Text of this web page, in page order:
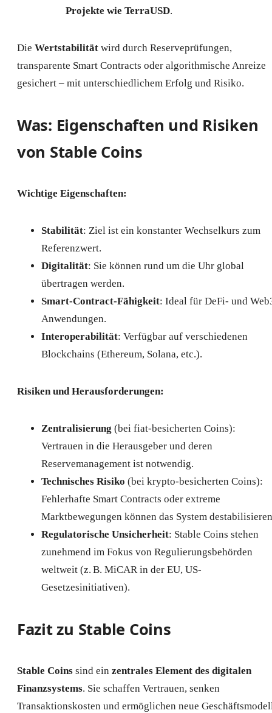
Projekte wie TerraUSD.
Die Wertstabilität wird durch Reserveprüfungen,
transparente Smart Contracts oder algorithmische Anreize
gesichert – mit unterschiedlichem Erfolg und Risiko.
Was: Eigenschaften und Risiken
von Stable Coins
Wichtige Eigenschaften:
Stabilität: Ziel ist ein konstanter Wechselkurs zum
Referenzwert.
Digitalität: Sie können rund um die Uhr global
übertragen werden.
Smart-Contract-Fähigkeit: Ideal für DeFi- und
Anwendungen.
Interoperabilität: Verfügbar auf verschiedenen
Blockchains (Ethereum, Solana, etc.).
Risiken und Herausforderungen:
Zentralisierung (bei fiat-besicherten Coins):
Vertrauen in die Herausgeber und deren
Reservemanagement ist notwendig.
Technisches Risiko (bei krypto-besicherten Coins):
Fehlerhafte Smart Contracts oder extreme
Marktbewegungen können das System
Regulatorische Unsicherheit: Stable Coins stehen
zunehmend im Fokus von Regulierungsbehörden
weltweit (z. B. MiCAR in der EU, US-
Gesetzesinitiativen).
Fazit zu Stable Coins
Stable Coins sind ein zentrales Element des digitalen
Finanzsystems. Sie schaffen Vertrauen, senken
Transaktionskosten und ermöglichen neue